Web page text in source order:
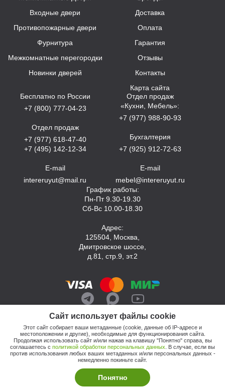
Сайт использует файлы cookie
Этот сайт собирает ваши метаданные (cookie, данные об IP-адресе и
местоположении и другие), необходимые для функционирования сайта.
Продолжая использовать сайт и/или нажав на клавишу "Понятно" справа, вы
соглашаетесь с политикой обработки персональных данных . В случае, если вы
против использования любых ваших метаданных и/или персональных данных -
немедленно покиньте сайт.
Понятно
Входные двери
Противопожарные двери
Фурнитура
Межкомнатные перегородки
Новинки дверей
Доставка
Оплата
Гарантия
Отзывы
Контакты
Карта сайта
Бесплатно по России
+7 (800) 777-04-23
Отдел продаж
+7 (977) 618-47-40
+7 (495) 142-12-34
E-mail
intereruyut@mail.ru
Отдел продаж
«Кухни, Мебель»:
+7 (977) 988-90-93
Бухгалтерия
+7 (925) 912-72-63
E-mail
mebel@intereruyut.ru
График работы:
Пн-Пт 9.30-19.30
Сб-Вс 10.00-18.30
Адрес:
125504, Москва,
Дмитровское шоссе,
д.81, стр.9, эт.2
© 2026, Компания «Интерьер Уют»
Политика обработки персональных данных
Этот сайт продвигает: Кузнецов Анатолий